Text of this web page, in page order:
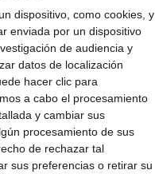
dispositivo, como cookies, y
enviada por un dispositivo
de audiencia y
datos de localización
hacer clic para
a cabo el procesamiento
y cambiar sus
procesamiento de sus
de rechazar tal
sus preferencias o retirar su
TOTAL
2